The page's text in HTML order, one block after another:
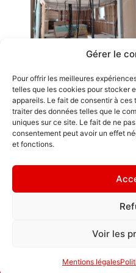
Gérer le
Pour offrir les meilleures
telles que les cookies pour stocker
appareils. Le fait de consentir à
traiter des données telles que le
uniques sur ce site. Le fait de ne
consentement peut avoir un effet
et fonctions.
Voir les
Mentions légales
d'une
ce